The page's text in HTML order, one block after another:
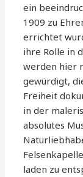
ein
1909 zu
errichtet
ihre Rolle in
werden hier
gewürdigt,
Freiheit
in der
absolutes
laden zu